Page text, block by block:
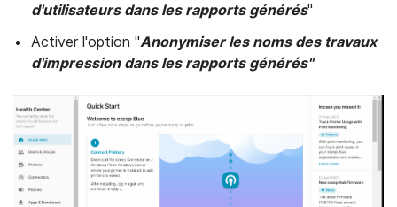
d'utilisateurs dans les rapports générés"
Activer l'option "Anonymiser les noms des travaux
d'impression dans les rapports générés"